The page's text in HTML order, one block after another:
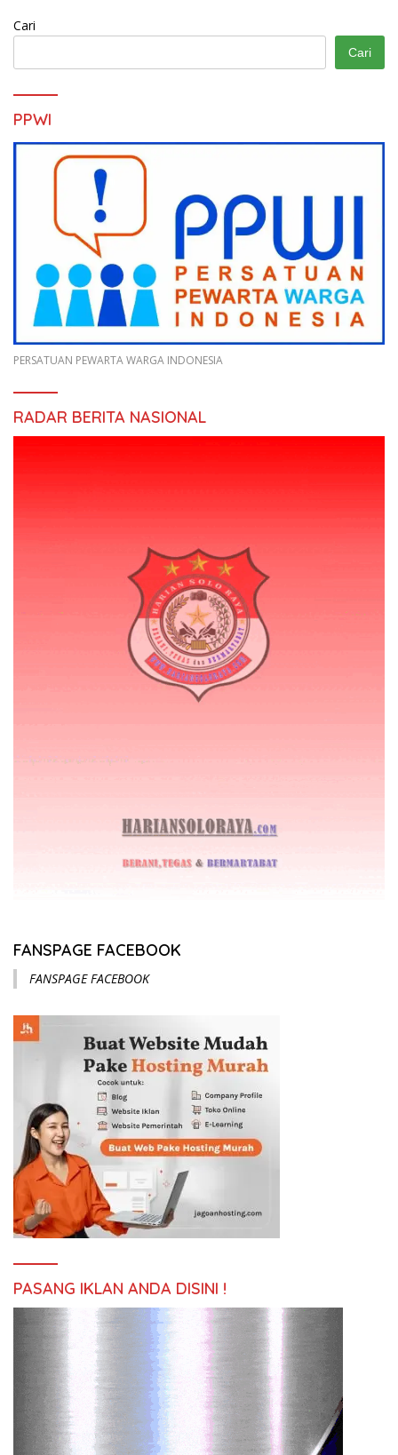
Cari
Cari
PPWI
PERSATUAN PEWARTA WARGA INDONESIA
RADAR BERITA NASIONAL
FANSPAGE FACEBOOK
FANSPAGE FACEBOOK
PASANG IKLAN ANDA DISINI !